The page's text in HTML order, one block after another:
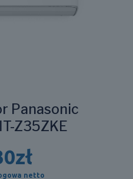
Panasonic
Z35ZKE
zł
netto